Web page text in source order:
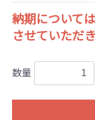
納期について
させていただき
数量